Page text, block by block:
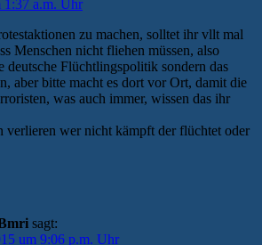
1:37 a.m. Uhr
zu machen, solltet ihr vllt mal
Menschen nicht fliehen müssen, also
deutsche Flüchtlingspolitik sondern das
aber bitte macht es dort vor Ort, damit die
was auch immer, wissen das ihr
verlieren wer nicht kämpft der flüchtet oder
sagt:
um 9:06 p.m. Uhr